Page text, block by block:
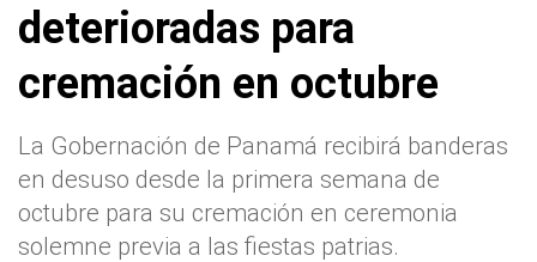
deterioradas para
cremación en octubre
La Gobernación de Panamá recibirá banderas
en desuso desde la primera semana de
octubre para su cremación en ceremonia
solemne previa a las fiestas patrias.